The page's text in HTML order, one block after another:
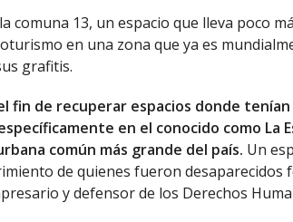
comuna 13, un espacio que lleva poco
en una zona que ya es
grafitis.
fin de recuperar espacios donde
en el conocido como La
común más grande del país. Un
de quienes fueron desaparecidos
y defensor de los Derechos